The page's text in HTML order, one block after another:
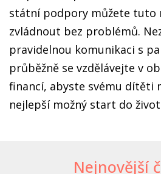
státní podpory můžete tuto
zvládnout bez problémů.
pravidelnou komunikaci s
průběžně se vzdělávejte v
financí, abyste svému dítěti
nejlepší možný start do
Nejnovější